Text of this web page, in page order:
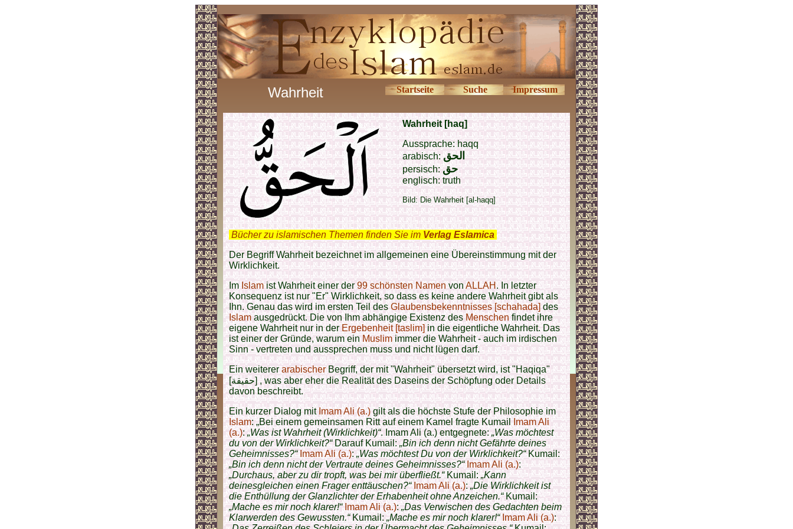
Wahrheit Startseite Suche Impressum
Wahrheit [haq]
Aussprache: haqq
arabisch:الحق
persisch:حق
englisch: truth
Bild: Die Wahrheit [al-haqq]
Bücher zu islamischen Themen finden Sie im Verlag Eslamica
Der Begriff Wahrheit bezeichnet im allgemeinen eine Übereinstimmung mit der
Wirklichkeit.
ImIslamist Wahrheit einer der99 schönsten NamenvonALLAH. In letzter
Konsequenz ist nur "Er" Wirklichkeit, so dass es keine andere Wahrheit gibt als
Ihn. Genau das wird im ersten Teil desGlaubensbekenntnisses [schahada]des
Islamausgedrückt. Die von Ihm abhängige Existenz desMenschenfindet ihre
eigene Wahrheit nur in derErgebenheit [taslim]in die eigentliche Wahrheit. Das
ist einer der Gründe, warum ein Muslimimmer die Wahrheit - auch im irdischen
Sinn - vertreten und aussprechen muss und nicht lügen darf.
Ein weitererarabischerBegriff, der mit "Wahrheit" übersetzt wird, ist "Haqiqa"
[حقيقة] , was aber eher die Realität des Daseins der Schöpfung oder Details
davon beschreibt.
Ein kurzer Dialog mitImam Ali (a.)gilt als die höchste Stufe der Philosophie im
Islam: „Bei einem gemeinsamen Ritt auf einem Kamel fragte KumailImam Ali
(a.):„Was ist Wahrheit (Wirklichkeit)“. Imam Ali (a.) entgegnete:„Was möchtest
du von der Wirklichkeit?“Darauf Kumail:„Bin ich denn nicht Gefährte deines
Geheimnisses?“Imam Ali (a.):„Was möchtest Du von der Wirklichkeit?“Kumail:
„Bin ich denn nicht der Vertraute deines Geheimnisses?“ Imam Ali (a.):
„Durchaus, aber zu dir tropft, was bei mir überfließt.“Kumail:„Kann
deinesgleichen einen Frager enttäuschen?“ Imam Ali (a.):„Die Wirklichkeit ist
die Enthüllung der Glanzlichter der Erhabenheit ohne Anzeichen.“Kumail:
„Mache es mir noch klarer!“Imam Ali (a.):„Das Verwischen des Gedachten beim
Klarwerden des Gewussten.“Kumail:„Mache es mir noch klarer!“ Imam Ali (a.):